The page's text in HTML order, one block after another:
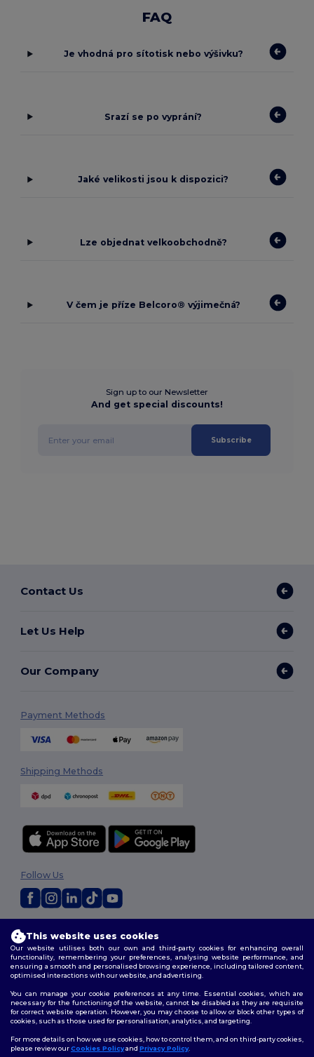
FAQ
Je vhodná pro sítotisk nebo výšivku?
Srazí se po vyprání?
Jaké velikosti jsou k dispozici?
Lze objednat velkoobchodně?
V čem je příze Belcoro® výjimečná?
Sign up to our Newsletter
And get special discounts!
Subscribe
Contact Us
Let Us Help
Our Company
Payment Methods
Shipping Methods
Terms & Conditions|Customization Policy
Policy|Site Map
Follow Us
This website uses cookies
Our website utilises both our own and third-party cookies for enhancing overall
functionality, remembering your preferences, analysing website performance, and
ensuring a smooth and personalised browsing experience, including tailored content,
optimised interactions with our website, and advertising.
You can manage your cookie preferences at any time. Essential cookies, which are
necessary for the functioning of the website, cannot be disabled as they are requisite
for correct website operation. However, you may choose to allow or block other types of
cookies, such as those used for personalisation, analytics, and targeting.
For more details on how we use cookies, how to control them, and on third-party cookies,
please review ourCookies Policyand Privacy Policy.